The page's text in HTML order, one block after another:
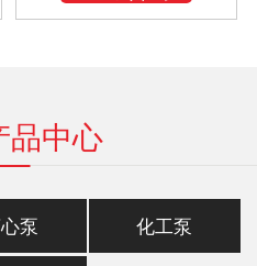
品中心
泵 化工泵